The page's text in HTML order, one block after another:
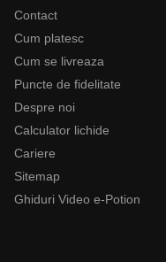
Contact
Cum platesc
Cum se livreaza
Puncte de fidelitate
Despre noi
Calculator lichide
Cariere
Sitemap
Ghiduri Video e-Potion